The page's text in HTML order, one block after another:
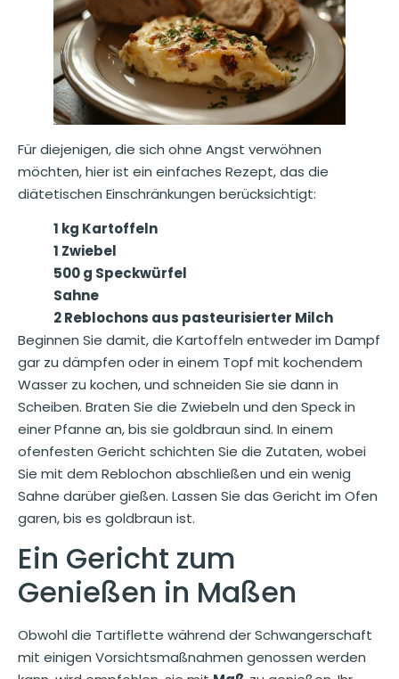
Für diejenigen, die sich ohne Angst verwöhnen
möchten, hier ist ein einfaches Rezept, das die
diätetischen Einschränkungen berücksichtigt:
1 kg Kartoffeln
1 Zwiebel
500 g Speckwürfel
Sahne
2 Reblochons aus pasteurisierter Milch
Beginnen Sie damit, die Kartoffeln entweder im Dampf
gar zu dämpfen oder in einem Topf mit kochendem
Wasser zu kochen, und schneiden Sie sie dann in
Scheiben. Braten Sie die Zwiebeln und den Speck in
einer Pfanne an, bis sie goldbraun sind. In einem
ofenfesten Gericht schichten Sie die Zutaten, wobei
Sie mit dem Reblochon abschließen und ein wenig
Sahne darüber gießen. Lassen Sie das Gericht im Ofen
garen, bis es goldbraun ist.
Ein Gericht zum
Genießen in Maßen
Obwohl die Tartiflette während der Schwangerschaft
mit einigen Vorsichtsmaßnahmen genossen werden